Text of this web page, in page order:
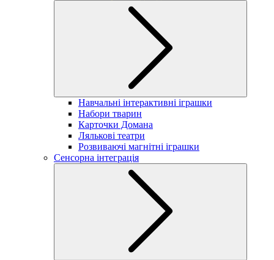
Навчальні інтерактивні іграшки
Набори тварин
Карточки Домана
Лялькові театри
Розвиваючі магнітні іграшки
Сенсорна інтеграція